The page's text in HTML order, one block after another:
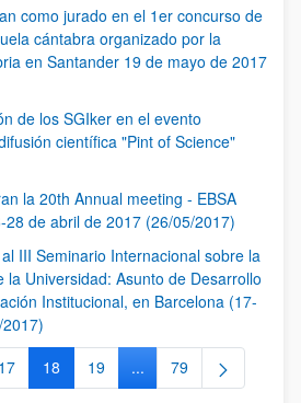
como jurado en el 1er concurso de
cántabra organizado por la
en Santander 19 de mayo de 2017
de los SGIker en el evento
científica "Pint of Science"
la 20th Annual meeting - EBSA
de abril de 2017 (26/05/2017)
III Seminario Internacional sobre la
la Universidad: Asunto de Desarrollo
Institucional, en Barcelona (17-
intermedias Use TAB para desplazarse.
Página
17 Página
18 Página
19 ...Páginas intermedias
Página
79